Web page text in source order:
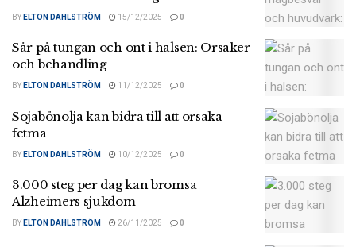
BY ELTON DAHLSTRÖM 15/12/2025 0
Sår på tungan och ont i halsen: Orsaker
och behandling
BY ELTON DAHLSTRÖM 11/12/2025 0
Sojabönolja kan bidra till att orsaka
fetma
BY ELTON DAHLSTRÖM 10/12/2025 0
3.000 steg per dag kan bromsa
Alzheimers sjukdom
BY ELTON DAHLSTRÖM 26/11/2025 0